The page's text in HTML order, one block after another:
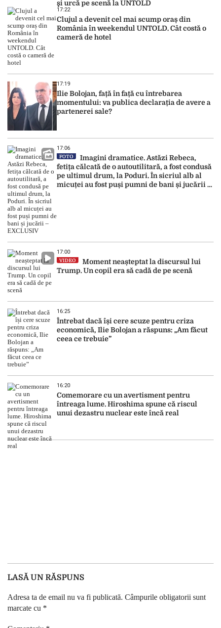
şi urcă pe scenă la UNTOLD
17:22
Clujul a devenit cel mai scump oraș din
România în weekendul UNTOLD. Cât costă o
cameră de hotel
17:19
Ilie Bolojan, față în față cu întrebarea
momentului: va publica declarația de avere a
partenerei sale?
17:06
FOTO
Imagini dramatice. Astăzi Rebeca,
fetița călcată de o autoutilitară, a fost condusă
pe ultimul drum, la Poduri. În sicriul alb al
micuței au fost puși pumni de bani și jucării –
17:00
VIDEO
Moment neașteptat la discursul lui
Trump. Un copil era să cadă de pe scenă
16:25
Întrebat dacă își cere scuze pentru criza
economică, Ilie Bolojan a răspuns: „Am făcut
ceea ce trebuie”
16:20
Comemorare cu un avertisment pentru
întreaga lume. Hiroshima spune că riscul
unui dezastru nuclear este încă real
LASĂ UN RĂSPUNS
Adresa ta de email nu va fi publicată. Câmpurile obligatorii sunt
marcate cu *